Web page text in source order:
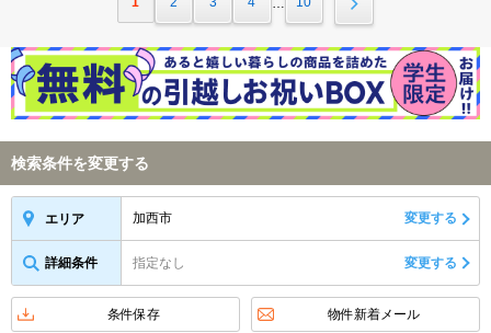
検索条件を変更する
エリア 加西市 変更する
詳細条件 指定なし 変更する
条件保存 物件新着メール